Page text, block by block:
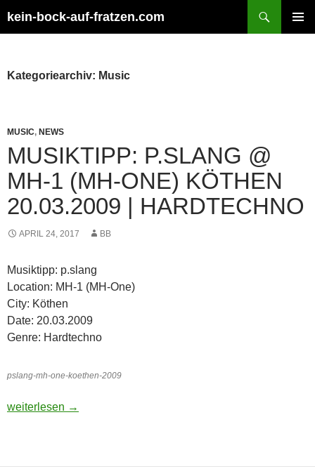
Inhalt
kein-bock-auf-fratzen.com
Kategoriearchiv: Music
MUSIC, NEWS
MUSIKTIPP: P.SLANG @
MH-1 (MH-ONE) KÖTHEN
20.03.2009 | HARDTECHNO
APRIL 24, 2017 BB
Musiktipp: p.slang
Location: MH-1 (MH-One)
City: Köthen
Date: 20.03.2009
Genre: Hardtechno
pslang-mh-one-koethen-2009
Musiktipp: p.slang @ MH-1 (MH-One) Köthen 20.03.2009 |
weiterlesen →